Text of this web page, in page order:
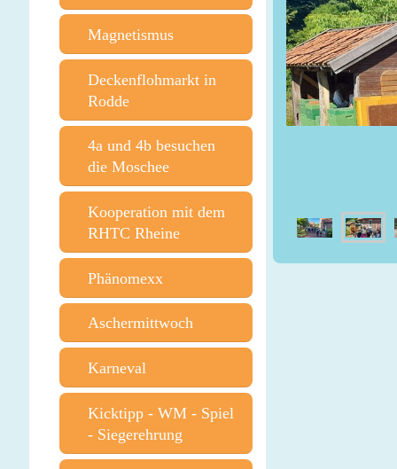
Magnetismus
Deckenflohmarkt in
Rodde
4a und 4b besuchen
die Moschee
Kooperation mit dem
RHTC Rheine
Phänomexx
Aschermittwoch
Karneval
Kicktipp - WM - Spiel
- Siegerehrung